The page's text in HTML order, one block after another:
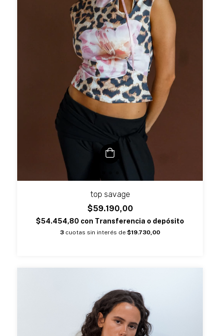
top savage
$59.190,00
$54.454,80 con Transferencia o depósito
3 cuotas sin interés de $19.730,00